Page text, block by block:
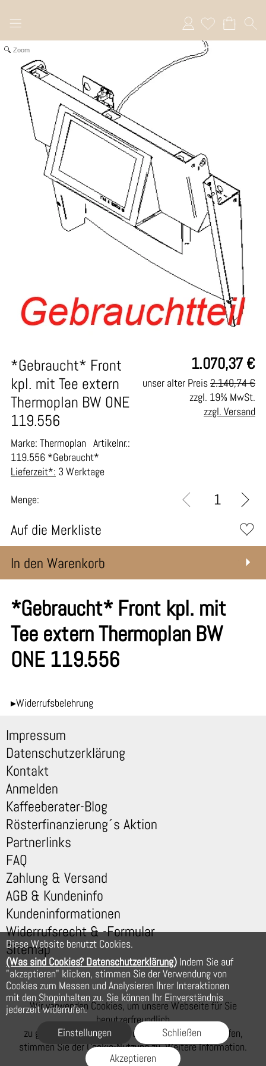
Diese Website benutzt Cookies.
(Was sind Cookies? Datenschutzerklärung) Indem Sie auf
"akzeptieren" klicken, stimmen Sie der Verwendung von
Cookies zum Messen und Analysieren Ihrer Interaktionen
mit den Shopinhalten zu. Sie können Ihr Einverständnis
jederzeit widerrufen.
Einstellungen
Schließen
Akzeptieren
Anmelden
Zoom
1.070,37€
*Gebraucht* Front
kpl. mit Tee extern
Thermoplan BW ONE
119.556
Marke: Thermoplan Artikelnr.:
119.556 *Gebraucht*
Lieferzeit*: 3 Werktage
unser alter Preis2.140,74 €
zzgl. 19% MwSt.
zzgl. Versand
Menge:
Auf die Merkliste
In den Warenkorb
*Gebraucht* Front kpl. mit
Tee extern Thermoplan BW
ONE 119.556
▸Widerrufsbelehrung
Impressum
Datenschutzerklärung
Kontakt
Anmelden
Kaffeeberater-Blog
Rösterfinanzierung´s Aktion
Partnerlinks
FAQ
Zahlung & Versand
AGB & Kundeninfo
Kundeninformationen
Widerrufsrecht & -Formular
Sitemap
Wir verwenden Cookies, um unsere Webseite für Sie
benutzerfreundlich
zu gestalten. Wenn Sie auf der Webseite weiter surfen,
stimmen Sie der Cookie-Nutzung zu. Weitere Information.